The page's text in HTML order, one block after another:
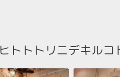
ヒトトトリニデキルコ